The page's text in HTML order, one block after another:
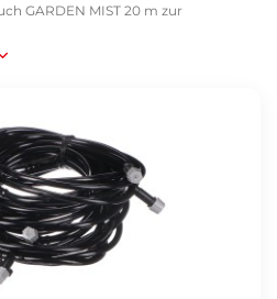
GARDEN MIST 20 m zur